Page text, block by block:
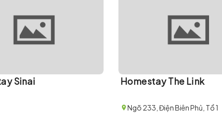
Sinai Homestay The Link
Ngõ 233, Điện Biên Phủ, Tổ 1